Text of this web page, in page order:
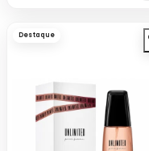
Destaque